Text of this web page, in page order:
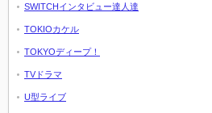
SWITCHインタビュー達人達
TOKIOカケル
TOKYOディープ！
TVドラマ
U型ライブ